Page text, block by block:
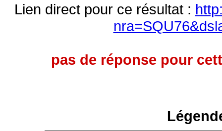
Lien direct pour ce résultat :
pas de réponse pour